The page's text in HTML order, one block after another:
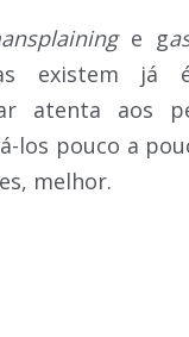
e g
existem já
atenta aos
los pouco a
melhor.